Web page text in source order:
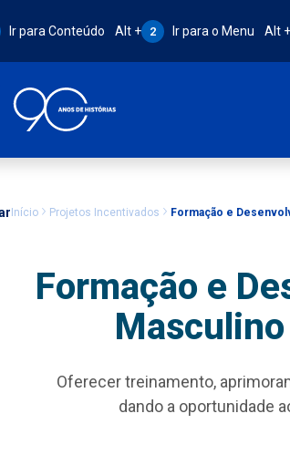
+ 1:
Ir para Conteúdo Atalho Alt + 2:
Alt + 2 Ir para o Menu Alt +
Início Projetos Incentivados Formação e
Formação e
Oferecer treinamento,
dando a oportunidade